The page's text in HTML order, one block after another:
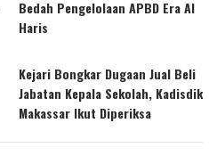
Bedah Pengelolaan APBD Era Al
Haris
Kejari Bongkar Dugaan Jual Beli
Jabatan Kepala Sekolah, Kadisdik
Makassar Ikut Diperiksa